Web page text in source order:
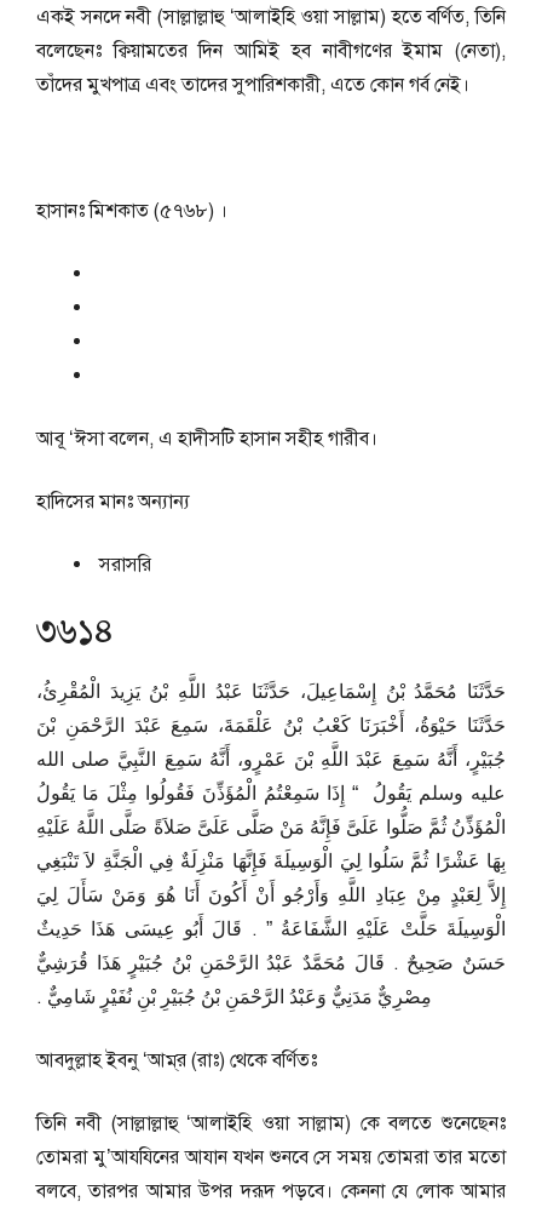
একই সনদে নবী (সাল্লাল্লাহু ‘আলাইহি ওয়া সাল্লাম) হতে বর্ণিত, তিনি
বলেছেনঃ ক্বিয়ামতের দিন আমিই হব নাবীগণের ইমাম (নেতা),
তাঁদের মুখপাত্র এবং তাদের সুপারিশকারী, এতে কোন গর্ব নেই।
হাসানঃ মিশকাত (৫৭৬৮) ।
আবূ ‘ঈসা বলেন, এ হাদীসটি হাসান সহীহ গারীব।
হাদিসের মানঃঅন্যান্য
সরাসরি
৩৬১৪
حَدَّثَنَا مُحَمَّدُ بْنُ إِسْمَاعِيلَ، حَدَّثَنَا عَبْدُ اللَّهِ بْنُ يَزِيدَ الْمُقْرِئُ،
حَدَّثَنَا حَيْوَةُ، أَخْبَرَنَا كَعْبُ بْنُ عَلْقَمَةَ، سَمِعَ عَبْدَ الرَّحْمَنِ بْنَ
جُبَيْرٍ، أَنَّهُ سَمِعَ عَبْدَ اللَّهِ بْنَ عَمْرٍو، أَنَّهُ سَمِعَ النَّبِيَّ صلى الله
عليه وسلم يَقُولُ ‏ “‏ إِذَا سَمِعْتُمُ الْمُؤَذِّنَ فَقُولُوا مِثْلَ مَا يَقُولُ
الْمُؤَذِّنُ ثُمَّ صَلُّوا عَلَىَّ فَإِنَّهُ مَنْ صَلَّى عَلَىَّ صَلاَةً صَلَّى اللَّهُ عَلَيْهِ
بِهَا عَشْرًا ثُمَّ سَلُوا لِيَ الْوَسِيلَةَ فَإِنَّهَا مَنْزِلَةٌ فِي الْجَنَّةِ لاَ تَنْبَغِي
إِلاَّ لِعَبْدٍ مِنْ عِبَادِ اللَّهِ وَأَرْجُو أَنْ أَكُونَ أَنَا هُوَ وَمَنْ سَأَلَ لِيَ
الْوَسِيلَةَ حَلَّتْ عَلَيْهِ الشَّفَاعَةُ ‏”‏ ‏.‏ قَالَ أَبُو عِيسَى هَذَا حَدِيثٌ
حَسَنٌ صَحِيحٌ ‏.‏ قَالَ مُحَمَّدٌ عَبْدُ الرَّحْمَنِ بْنُ جُبَيْرٍ هَذَا قُرَشِيٌّ
مِصْرِيٌّ مَدَنِيٌّ وَعَبْدُ الرَّحْمَنِ بْنُ جُبَيْرِ بْنِ نُفَيْرٍ شَامِيٌّ ‏.‏
আবদুল্লাহ ইবনু ‘আম্‌র (রাঃ) থেকে বর্ণিতঃ
তিনি নবী (সাল্লাল্লাহু ‘আলাইহি ওয়া সাল্লাম) কে বলতে শুনেছেনঃ
তোমরা মু’আযযিনের আযান যখন শুনবে সে সময় তোমরা তার মতো
বলবে, তারপর আমার উপর দরূদ পড়বে। কেননা যে লোক আমার